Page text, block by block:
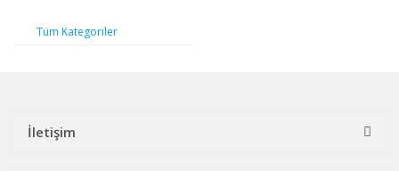
Tüm Kategoriler
İletişim